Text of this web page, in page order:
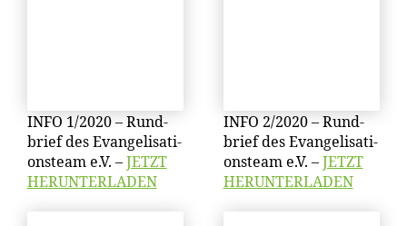
INFO 1/​2020 – Rund­
brief des Evan­ge­li­sa­ti­
ons­team e.V. –JETZT
HERUNTERLADEN
INFO 2/​2020 – Rund­
brief des Evan­ge­li­sa­ti­
ons­team e.V. –JETZT
HERUNTERLADEN